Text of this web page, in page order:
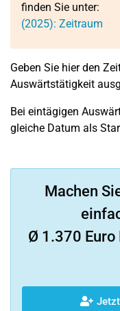
finden Sie unter:
(2025): Zeitraum
Geben Sie hier den
Auswärtstätigkeit
Bei eintägigen
gleiche Datum als
Machen
Ø 1.370 Euro